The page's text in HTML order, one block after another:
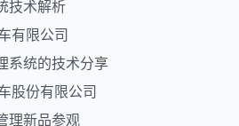
技术解析
有限公司
系统的技术分享
股份有限公司
理新品参观